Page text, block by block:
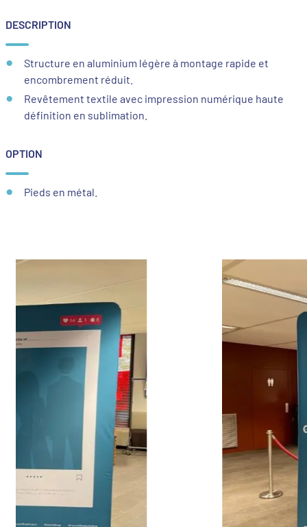
DESCRIPTION
Structure en aluminium légère à montage rapide et
encombrement réduit.
Revêtement textile avec impression numérique haute
définition en sublimation.
OPTION
Pieds en métal.